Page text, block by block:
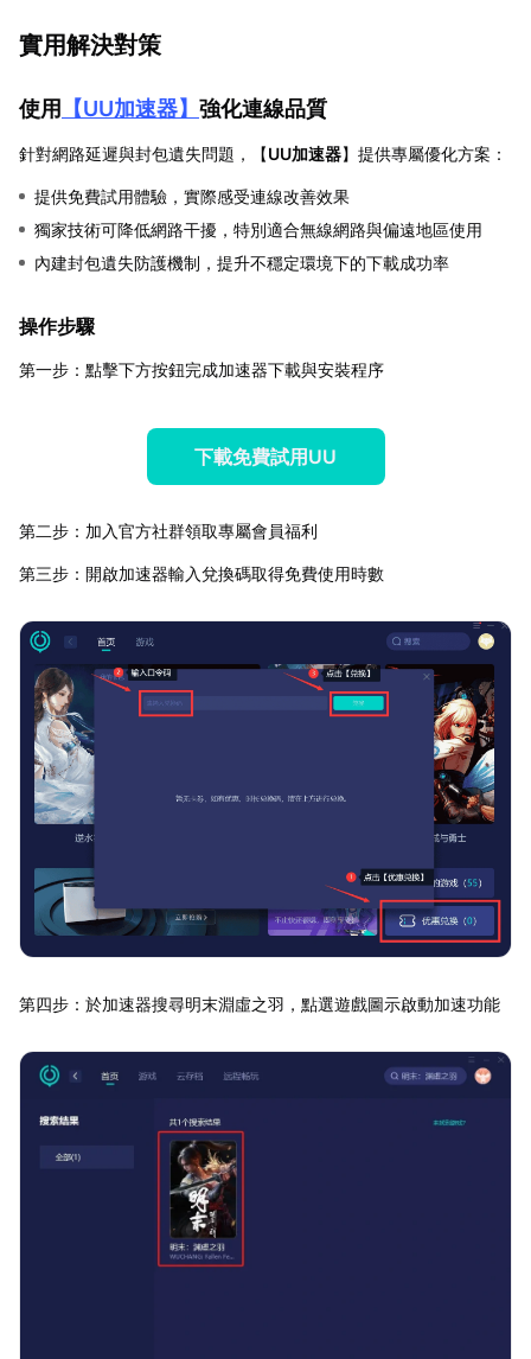
實用解決對策
使用 【UU加速器】 強化連線品質
針對網路延遲與封包遺失問題，【UU加速器】提供專屬優化方案：
提供免費試用體驗，實際感受連線改善效果
獨家技術可降低網路干擾，特別適合無線網路與偏遠地區使用
內建封包遺失防護機制，提升不穩定環境下的下載成功率
操作步驟
第一步：點擊下方按鈕完成加速器下載與安裝程序
下載免費試用UU
第二步：加入官方社群領取專屬會員福利
第三步：開啟加速器輸入兌換碼取得免費使用時數
第四步：於加速器搜尋明末淵虛之羽，點選遊戲圖示啟動加速功能